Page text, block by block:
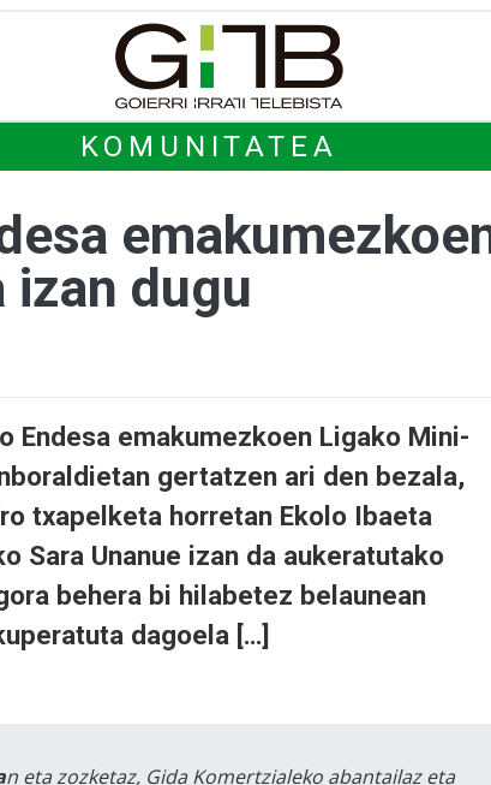
KOMUNITATEA
izan dugu
Endesa emakumezkoen Ligako Mini-
gertatzen ari den bezala,
txapelketa horretan Ekolo Ibaeta
Sara Unanue izan da aukeratutako
behera bi hilabetez belaunean
dagoela […]
n eta zozketaz, Gida Komertzialeko abantailaz eta